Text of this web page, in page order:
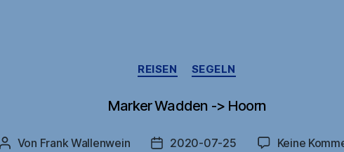
Kategorien
REISEN SEGELN
Marker Wadden -> Hoorn
Beitragsautor
Von Frank Wallenwein Veröffentlichungsdatum
2020-07-25 Keine